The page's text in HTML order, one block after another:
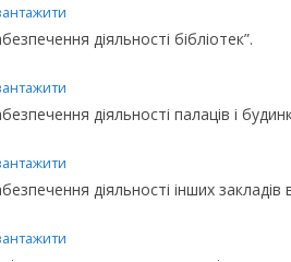
діяльності бібліотек”.
діяльності палаців і
діяльності інших закладів